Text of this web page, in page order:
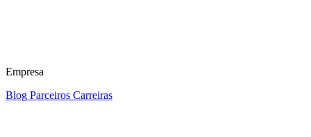
Empresa
Blog Parceiros Carreiras